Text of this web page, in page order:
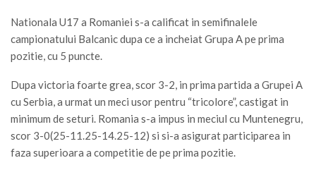
Nationala U17 a Romaniei s-a calificat in semifinalele
campionatului Balcanic dupa ce a incheiat Grupa A pe prima
pozitie, cu 5 puncte.
Dupa victoria foarte grea, scor 3-2, in prima partida a Grupei A
cu Serbia, a urmat un meci usor pentru “tricolore”, castigat in
minimum de seturi. Romania s-a impus in meciul cu Muntenegru,
scor 3-0(25-11.25-14.25-12) si si-a asigurat participarea in
faza superioara a competitie de pe prima pozitie.